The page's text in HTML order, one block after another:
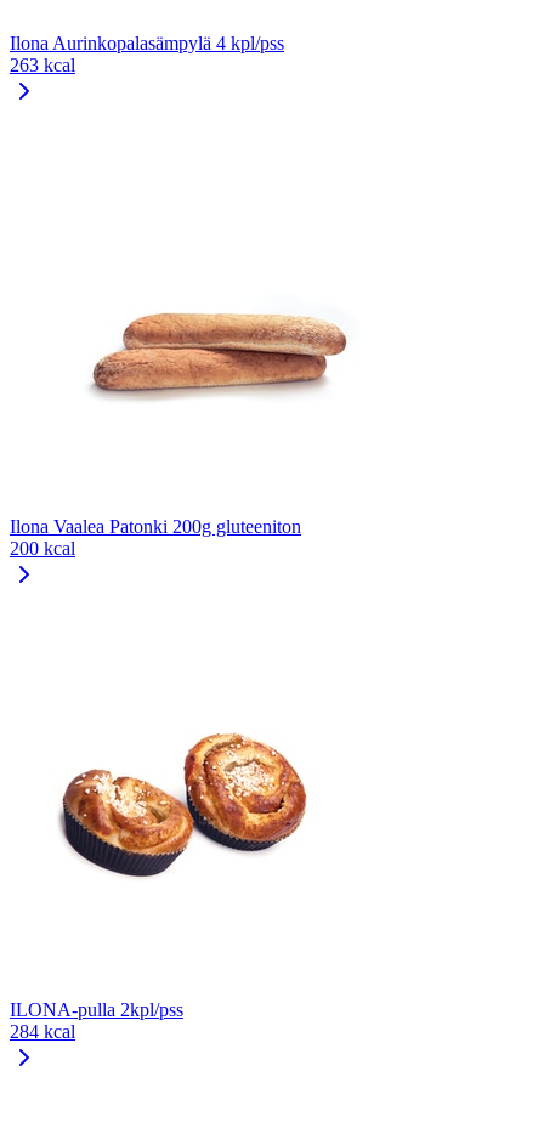
Ilona Aurinkopalasämpylä 4 kpl/pss
263 kcal
Ilona Vaalea Patonki 200g gluteeniton
200 kcal
ILONA-pulla 2kpl/pss
284 kcal